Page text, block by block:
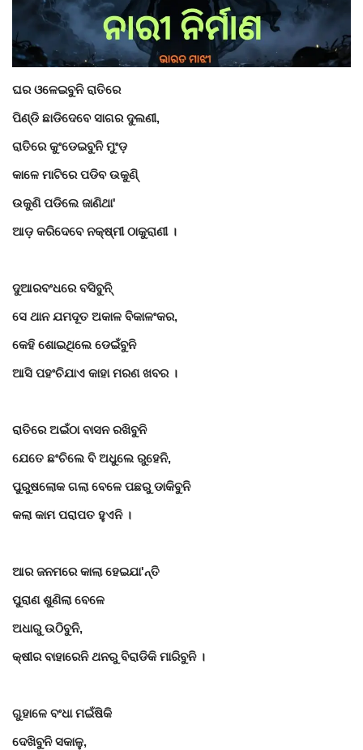
Gallery
ସାହିତ୍ୟ
ସିନେମା
ଭିଡିଓ
ଘର ଓଳେଇବୁନି ରାତିରେ
ପିଣ୍ଡି ଛାଡିଦେବେ ସାଗର ଦୁଲଣୀ,
ରାତିରେ କୁଂଡେଇବୁନି ମୁଂଡ଼
କାଳେ ମାଟିରେ ପଡିବ ଉକୁଣି୍
ଉକୁଣି ପଡିଲେ ଜାଣିଥା'
ଆଡ଼ କରିଦେବେ ନକ୍ଷ୍ମୀ ଠାକୁରାଣୀ ।
ଦୁଆରବଂଧରେ ବସିବୁନି୍
ସେ ଥାନ ଯମଦୂତ ଅକାଳ ବିକାଳଂକର,
କେହି ଶୋଇଥିଲେ ଡେଇଁବୁନି
ଆସି ପହଂଚିଯାଏ କାହା ମରଣ ଖବର ।
ରାତିରେ ଅଇଁଠା ବାସନ ରଖିବୁନି
ଯେତେ ଛଂଚିଲେ ବି ଅଧୁଲେ ରୁହେନି,
ପୁରୁଷଲୋକ ଗଲା ବେଳେ ପଛରୁ ଡାକିବୁନି
କଲା କାମ ପରାପତ ହୁଏନି ।
ଆର ଜନମରେ କାଲା ହେଇଯା'ନ୍ତି
ପୁରାଣ ଶୁଣିଲା ବେଳେ
ଅଧାରୁ ଉଠିବୁନି,
କ୍ଷୀର ବାହାରେନି ଥନରୁ ବିରାଡିକି ମାରିବୁନି ।
ଗୁହାଳେ ବଂଧା ମଇଁଷିକି
ଦେଖିବୁନି ସକାଳୁ,